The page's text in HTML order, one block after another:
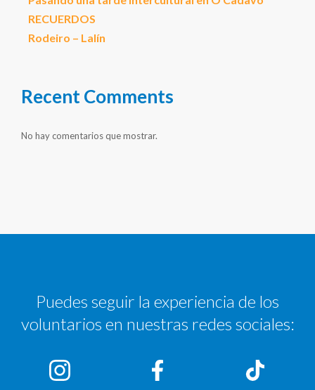
RECUERDOS
Rodeiro – Lalín
Recent Comments
No hay comentarios que mostrar.
Puedes seguir la experiencia de los
voluntarios en nuestras redes sociales: